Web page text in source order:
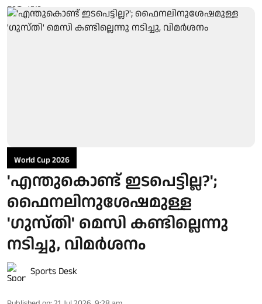
World Cup 2026
'എന്തുകൊണ്ട് ഇടപെട്ടില്ല?';
ഫൈനലിനുശേഷമുള്ള
'ഗുസ്തി' മെസി കണ്ടില്ലെന്നു
നടിച്ചു, വിമർശനം
Sports Desk